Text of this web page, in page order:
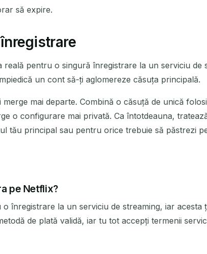
să expire.
pentru o singură înregistrare la un serviciu de
un cont să-ți aglomereze căsuța principală.
mai departe. Combină o căsuță de unică
o configurare mai privată. Ca întotdeauna,
tău principal sau pentru orice trebuie să păstrezi
pe Netflix?
înregistrare la un serviciu de streaming, iar acesta
de plată validă, iar tu tot accepți termenii